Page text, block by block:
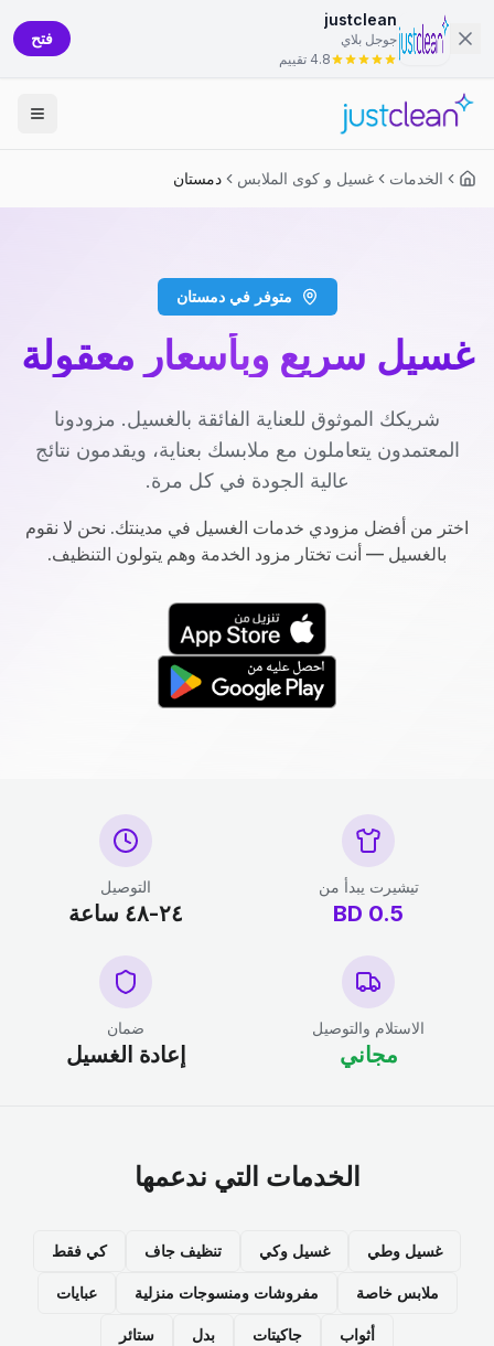
justclean
جوجل بلاي
4.8 تقييم
فتح
الخدمات غسيل و كوى الملابس دمستان
متوفر في دمستان
غسيل سريع وبأسعار معقولة
شريكك الموثوق للعناية الفائقة بالغسيل. مزودونا
المعتمدون يتعاملون مع ملابسك بعناية، ويقدمون نتائج
عالية الجودة في كل مرة.
اختر من أفضل مزودي خدمات الغسيل في مدينتك. نحن لا نقوم
بالغسيل — أنت تختار مزود الخدمة وهم يتولون التنظيف.
تيشيرت يبدأ من
0.5
BD
التوصيل
٢٤-٤٨ ساعة
الاستلام والتوصيل
مجاني
ضمان
إعادة الغسيل
الخدمات التي ندعمها
غسيل وطي غسيل وكي تنظيف جاف كي فقط
ملابس خاصة مفروشات ومنسوجات منزلية عبايات
أثواب جاكيتات بدل ستائر